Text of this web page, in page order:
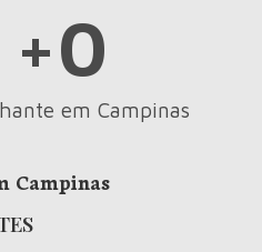
em Campinas
+0
Campinas